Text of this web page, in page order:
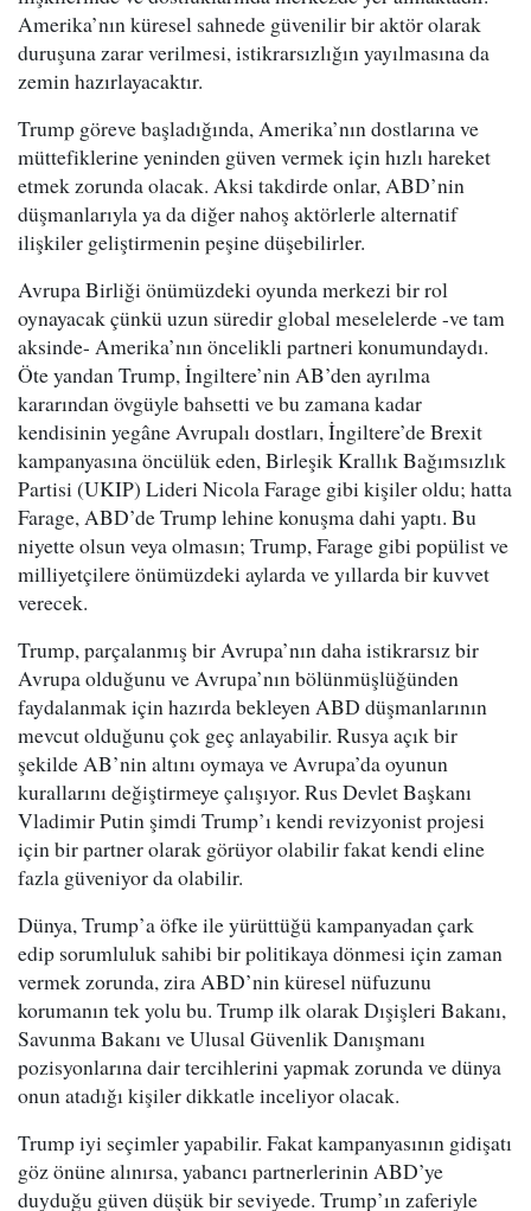
Amerika’nın küresel sahnede güvenilir bir aktör olarak
duruşuna zarar verilmesi, istikrarsızlığın yayılmasına da
zemin hazırlayacaktır.
Trump göreve başladığında, Amerika’nın dostlarına ve
müttefiklerine yeninden güven vermek için hızlı hareket
etmek zorunda olacak. Aksi takdirde onlar, ABD’nin
düşmanlarıyla ya da diğer nahoş aktörlerle alternatif
ilişkiler geliştirmenin peşine düşebilirler.
Avrupa Birliği önümüzdeki oyunda merkezi bir rol
oynayacak çünkü uzun süredir global meselelerde -ve tam
aksinde- Amerika’nın öncelikli partneri konumundaydı.
Öte yandan Trump, İngiltere’nin AB’den ayrılma
kararından övgüyle bahsetti ve bu zamana kadar
kendisinin yegâne Avrupalı dostları, İngiltere’de Brexit
kampanyasına öncülük eden, Birleşik Krallık Bağımsızlık
Partisi (UKIP) Lideri Nicola Farage gibi kişiler oldu; hatta
Farage, ABD’de Trump lehine konuşma dahi yaptı. Bu
niyette olsun veya olmasın; Trump, Farage gibi popülist ve
milliyetçilere önümüzdeki aylarda ve yıllarda bir kuvvet
verecek.
Trump, parçalanmış bir Avrupa’nın daha istikrarsız bir
Avrupa olduğunu ve Avrupa’nın bölünmüşlüğünden
faydalanmak için hazırda bekleyen ABD düşmanlarının
mevcut olduğunu çok geç anlayabilir. Rusya açık bir
şekilde AB’nin altını oymaya ve Avrupa’da oyunun
kurallarını değiştirmeye çalışıyor. Rus Devlet Başkanı
Vladimir Putin şimdi Trump’ı kendi revizyonist projesi
için bir partner olarak görüyor olabilir fakat kendi eline
fazla güveniyor da olabilir.
Dünya, Trump’a öfke ile yürüttüğü kampanyadan çark
edip sorumluluk sahibi bir politikaya dönmesi için zaman
vermek zorunda, zira ABD’nin küresel nüfuzunu
korumanın tek yolu bu. Trump ilk olarak Dışişleri Bakanı,
Savunma Bakanı ve Ulusal Güvenlik Danışmanı
pozisyonlarına dair tercihlerini yapmak zorunda ve dünya
onun atadığı kişiler dikkatle inceliyor olacak.
Trump iyi seçimler yapabilir. Fakat kampanyasının gidişatı
göz önüne alınırsa, yabancı partnerlerinin ABD’ye
duyduğu güven düşük bir seviyede. Trump’ın zaferiyle